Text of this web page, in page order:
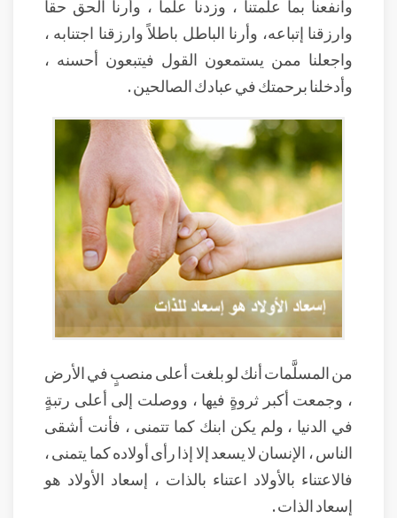
وانفعنا بما علمتنا ، وزدنا علماً ، وأرنا الحق حقاً
وارزقنا إتباعه، وأرنا الباطل باطلاً وارزقنا اجتنابه ،
واجعلنا ممن يستمعون القول فيتبعون أحسنه ،
وأدخلنا برحمتك في عبادك الصالحين .
من المسلَّمات أنك لو بلغت أعلى منصبٍ في الأرض
، وجمعت أكبر ثروةٍ فيها ، ووصلت إلى أعلى رتبةٍ
في الدنيا ، ولم يكن ابنك كما تتمنى ، فأنت أشقى
الناس ، الإنسان لا يسعد إلا إذا رأى أولاده كما يتمنى ،
فالاعتناء بالأولاد اعتناء بالذات ، إسعاد الأولاد هو
إسعاد الذات .